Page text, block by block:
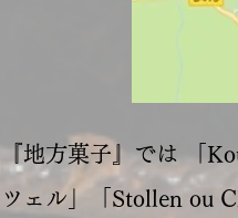
『地方菓子』では 「
ツェル」「Stollen ou